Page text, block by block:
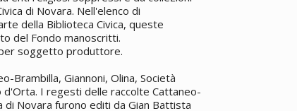
di Novara. Nell'elenco di
della Biblioteca Civica, queste
del Fondo manoscritti.
soggetto produttore.
Brambilla, Giannoni, Olina, Società
d'Orta. I regesti delle raccolte Cattaneo-
di Novara furono editi da Gian Battista